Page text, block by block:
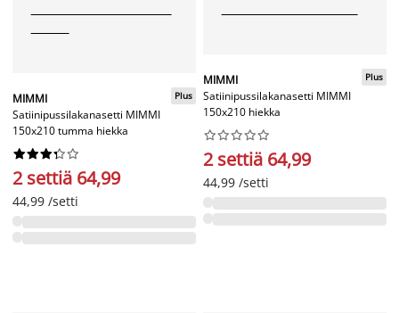
MIMMI
Satiinipussilakanasetti MIMMI
150x210 tumma hiekka
Plus






2 settiä 64,99
44,99 /setti
MIMMI
Satiinipussilakanasetti MIMMI
150x210 hiekka
Plus






2 settiä 64,99
44,99 /setti